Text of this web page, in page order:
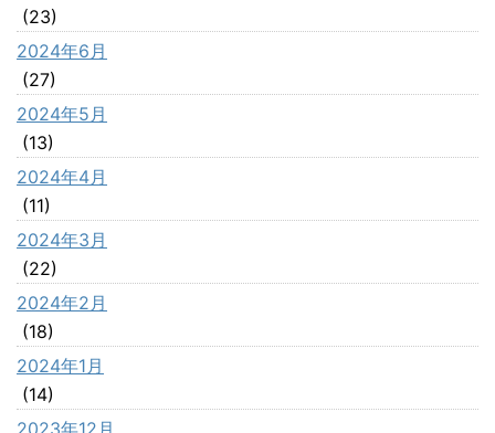
(23)
2024年6月
(27)
2024年5月
(13)
2024年4月
(11)
2024年3月
(22)
2024年2月
(18)
2024年1月
(14)
2023年12月